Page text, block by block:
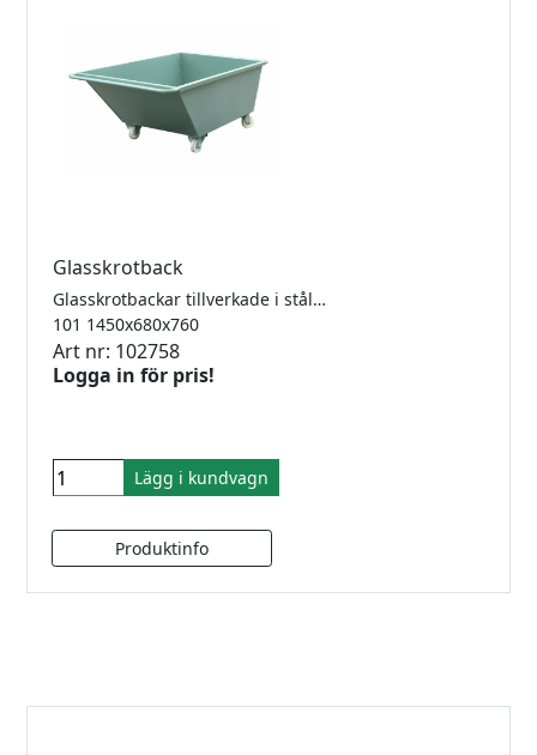
Glasskrotback
Glasskrotbackar tillverkade i stålplåt med hammarlack. Nylonhjul diameter 100mm.
101 1450x680x760
Art nr: 102758
Logga in för pris!
Lägg i kundvagn